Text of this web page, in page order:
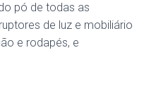
pó de todas as
de luz e mobiliário
e rodapés, e